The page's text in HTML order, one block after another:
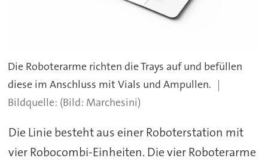
Die Roboterarme richten die Trays auf und befüllen
diese im Anschluss mit Vials und Ampullen.
(Bild: Marchesini)
Die Linie besteht aus einer Roboterstation mit
vier Robocombi-Einheiten. Die vier Roboterarme